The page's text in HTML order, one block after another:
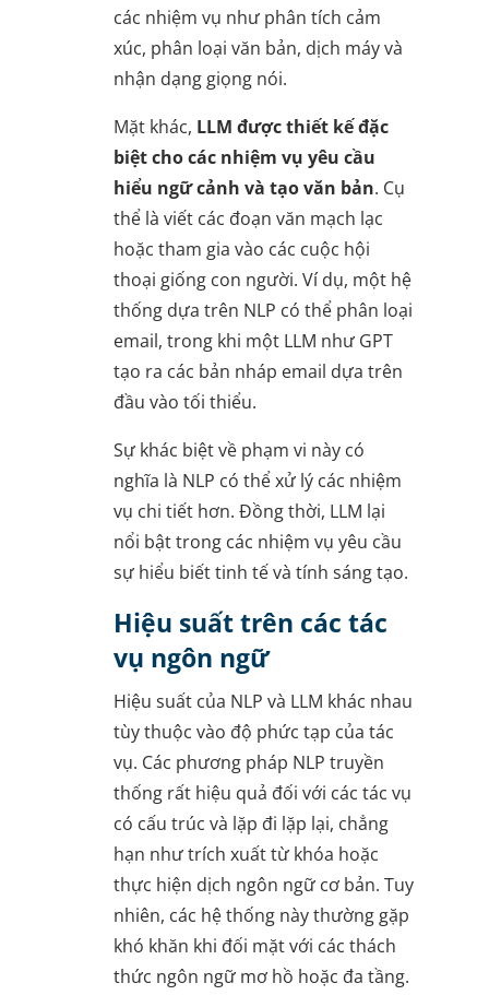
các nhiệm vụ như phân tích cảm
xúc, phân loại văn bản, dịch máy và
nhận dạng giọng nói.
Mặt khác, LLM được thiết kế đặc
biệt cho các nhiệm vụ yêu cầu
hiểu ngữ cảnh và tạo văn bản. Cụ
thể là viết các đoạn văn mạch lạc
hoặc tham gia vào các cuộc hội
thoại giống con người. Ví dụ, một hệ
thống dựa trên NLP có thể phân loại
email, trong khi một LLM như GPT
tạo ra các bản nháp email dựa trên
đầu vào tối thiểu.
Sự khác biệt về phạm vi này có
nghĩa là NLP có thể xử lý các nhiệm
vụ chi tiết hơn. Đồng thời, LLM lại
nổi bật trong các nhiệm vụ yêu cầu
sự hiểu biết tinh tế và tính sáng tạo.
Hiệu suất trên các tác
vụ ngôn ngữ
Hiệu suất của NLP và LLM khác nhau
tùy thuộc vào độ phức tạp của tác
vụ. Các phương pháp NLP truyền
thống rất hiệu quả đối với các tác vụ
có cấu trúc và lặp đi lặp lại, chẳng
hạn như trích xuất từ khóa hoặc
thực hiện dịch ngôn ngữ cơ bản. Tuy
nhiên, các hệ thống này thường gặp
khó khăn khi đối mặt với các thách
thức ngôn ngữ mơ hồ hoặc đa tầng.